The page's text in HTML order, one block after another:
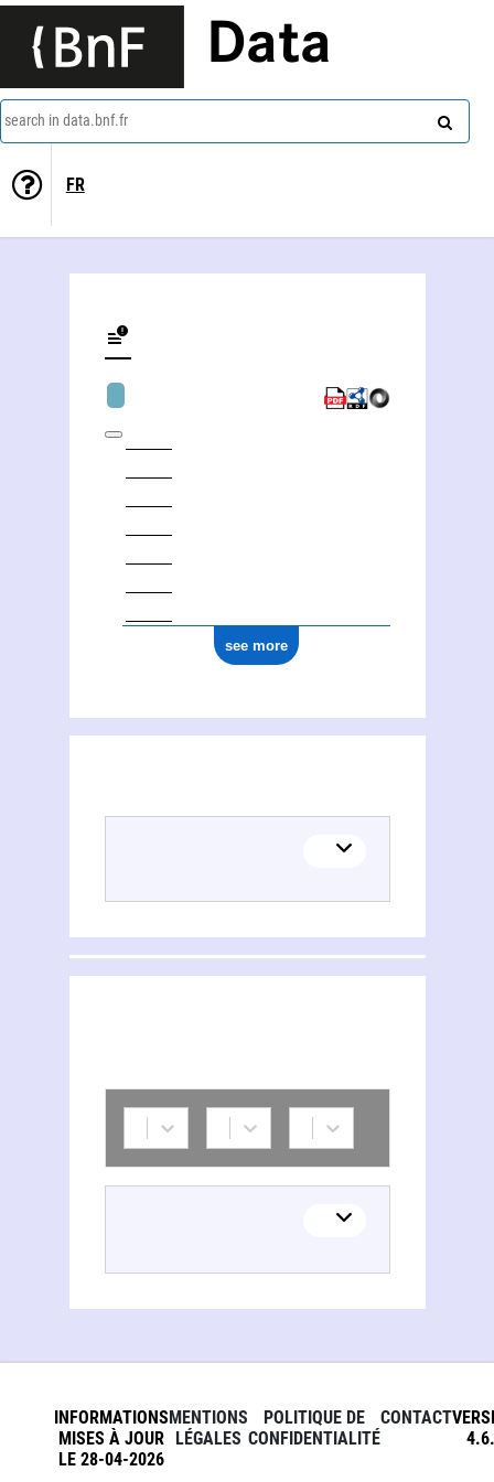
Data
search in data.bnf.fr
FR
see more
INFORMATIONS
MISES À JOUR
LE 28-04-2026
MENTIONS
LÉGALES
POLITIQUE DE
CONFIDENTIALITÉ
CONTACT